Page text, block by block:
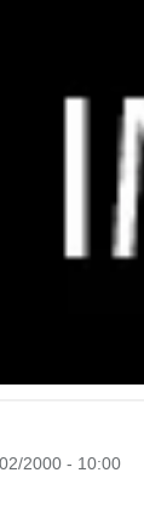
2000 - 10:00